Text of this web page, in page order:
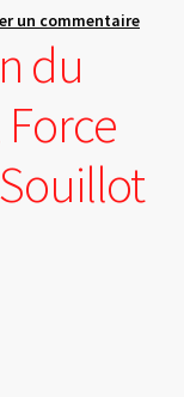
un commentaire
du